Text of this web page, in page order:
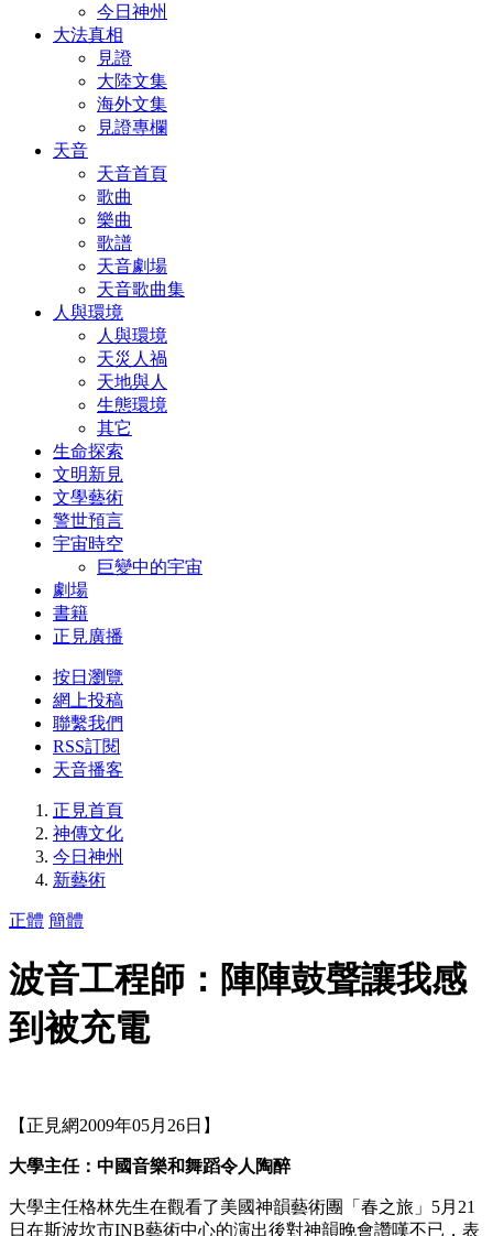
今日神州
大法真相
見證
大陸文集
海外文集
見證專欄
天音
天音首頁
歌曲
樂曲
歌譜
天音劇場
天音歌曲集
人與環境
人與環境
天災人禍
天地與人
生態環境
其它
生命探索
文明新見
文學藝術
警世預言
宇宙時空
巨變中的宇宙
劇場
書籍
正見廣播
按日瀏覽
網上投稿
聯繫我們
RSS訂閱
天音播客
正見首頁
神傳文化
今日神州
新藝術
正體 簡體
波音工程師：陣陣鼓聲讓我感
到被充電
【正見網2009年05月26日】
大學主任：中國音樂和舞蹈令人陶醉
大學主任格林先生在觀看了美國神韻藝術團「春之旅」5月21
日在斯波坎市INB藝術中心的演出後對神韻晚會讚嘆不已，表